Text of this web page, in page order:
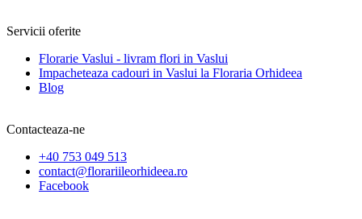
Servicii oferite
Florarie Vaslui - livram flori in Vaslui
Impacheteaza cadouri in Vaslui la Floraria Orhideea
Blog
Contacteaza-ne
+40 753 049 513
contact@florariileorhideea.ro
Facebook